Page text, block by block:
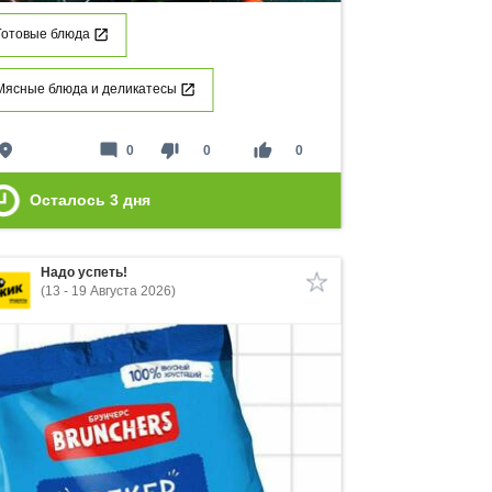
блюда
блюда и деликатесы
place thumb_down 0 thumb_up 0
mode_comment 0
Осталось 3 дня
Надо успеть!
(13 - 19 Августа 2026)